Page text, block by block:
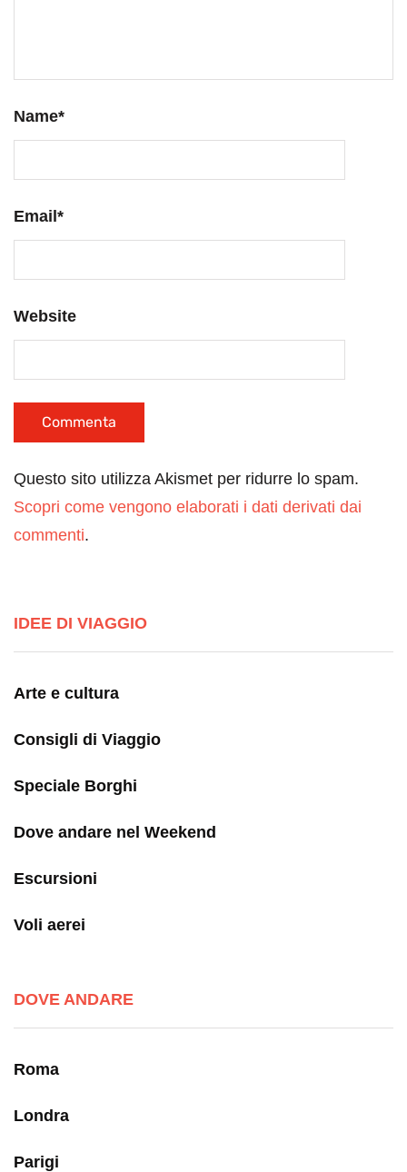
Name*
Email*
Website
Questo sito utilizza Akismet per ridurre lo spam.
Scopri come vengono elaborati i dati derivati dai
commenti.
IDEE DI VIAGGIO
Arte e cultura
Consigli di Viaggio
Speciale Borghi
Dove andare nel Weekend
Escursioni
Voli aerei
DOVE ANDARE
Roma
Londra
Parigi